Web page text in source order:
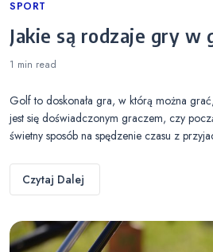
Categories
SPORT
Jakie są rodzaje gry w
1 min read
Golf to doskonała gra, w którą można
jest się doświadczonym graczem, czy
świetny sposób na spędzenie czasu z
Czytaj Dalej